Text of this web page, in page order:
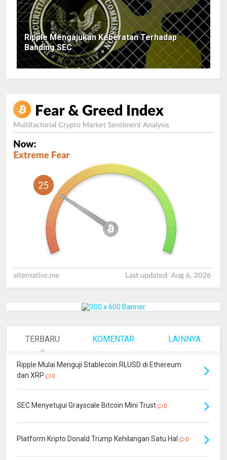
Ripple Mengajukan Keberatan Terhadap
Banding SEC
TERBARU KOMENTAR LAINNYA
Ripple Mulai Menguji Stablecoin RLUSD di Ethereum
dan XRP
0
SEC Menyetujui Grayscale Bitcoin Mini Trust 0
Platform Kripto Donald Trump Kehilangan Satu Hal 0